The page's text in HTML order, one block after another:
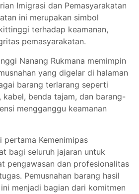
Imigrasi dan Pemasyarakatan
ini merupakan simbol
terhadap keamanan,
pemasyarakatan.
Nanang Rukmana memimpin
yang digelar di halaman
barang terlarang seperti
kabel, benda tajam, dan barang-
mengganggu keamanan
pertama Kemenimipas
bagi seluruh jajaran untuk
pengawasan dan profesionalitas
Pemusnahan barang hasil
menjadi bagian dari komitmen